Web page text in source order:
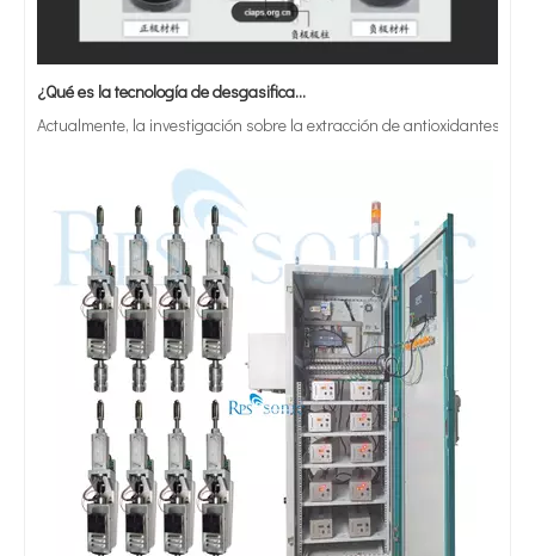
¿Qué es la tecnología de desgasificación de lodos de baterías ultrasónicas?
Actualmente, la investigación sobre la extracción de antioxidantes y